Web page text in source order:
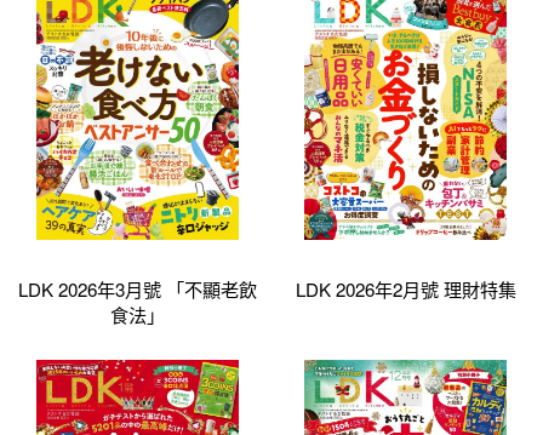
LDK 2026年3月號 「不顯老飲
食法」
LDK 2026年2月號 理財特集